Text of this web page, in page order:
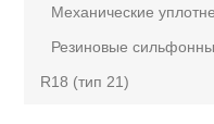
Механические
Резиновые
R18 (тип 21)